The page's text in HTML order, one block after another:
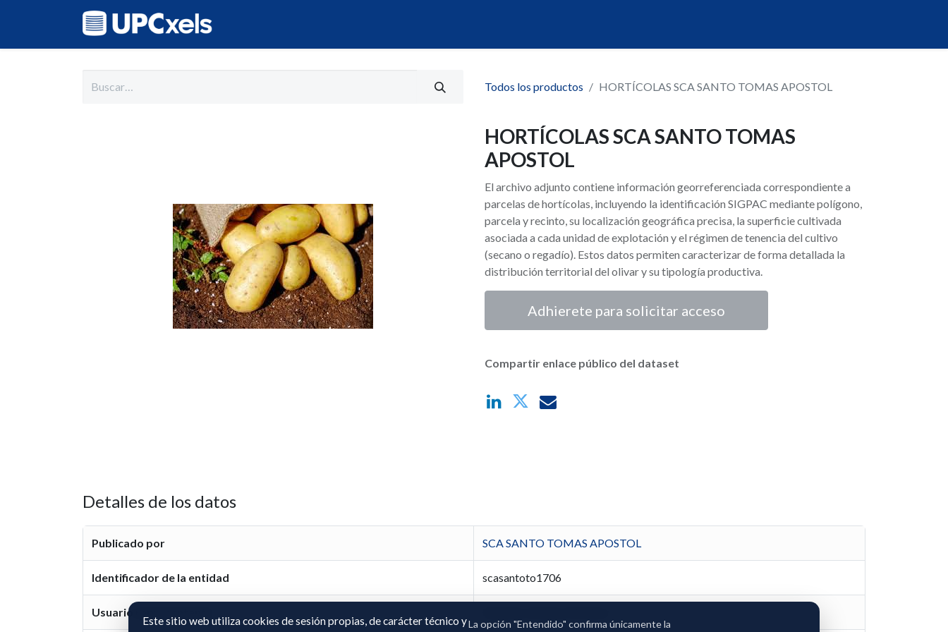
Todos los productos HORTÍCOLAS SCA SANTO TOMAS APOSTOL
HORTÍCOLAS SCA SANTO TOMAS
APOSTOL
El archivo adjunto contiene información georreferenciada correspondiente a
parcelas de hortícolas, incluyendo la identificación SIGPAC mediante polígono,
parcela y recinto, su localización geográfica precisa, la superficie cultivada
asociada a cada unidad de explotación y el régimen de tenencia del cultivo
(secano o regadío). Estos datos permiten caracterizar de forma detallada la
distribución territorial del olivar y su tipología productiva.
Adhierete para solicitar acceso
Compartir enlace público del dataset
Detalles de los datos
Publicado por SCA SANTO TOMAS APOSTOL
Identificador de la entidad scasantoto1706
Usuario representante
Este sitio web utiliza cookies de sesión propias, de carácter técnico yLa opción "Entendido" confirma únicamente la